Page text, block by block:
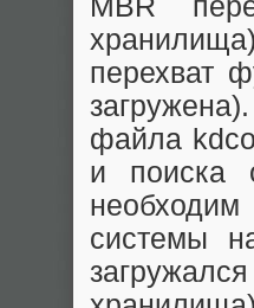
MBR
перехват
файла
и поиска
системы